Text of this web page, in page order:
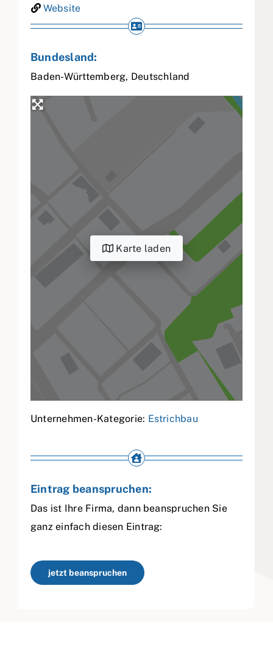
Website
Bundesland:
Baden-Württemberg, Deutschland
Karte laden
Unternehmen-Kategorie: Estrichbau
Eintrag beanspruchen:
Das ist Ihre Firma, dann beanspruchen Sie
ganz einfach diesen Eintrag:
jetzt beanspruchen